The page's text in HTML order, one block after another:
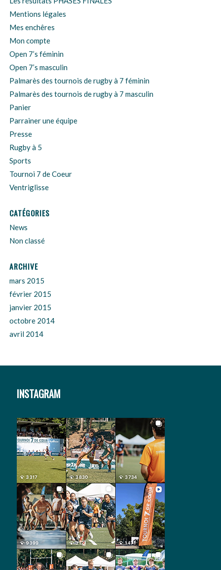
Mentions légales
Mes enchêres
Mon compte
Open 7’s féminin
Open 7’s masculin
Palmarès des tournois de rugby à 7 féminin
Palmarès des tournois de rugby à 7 masculin
Panier
Parrainer une équipe
Presse
Rugby à 5
Sports
Tournoi 7 de Coeur
Ventriglisse
CATÉGORIES
News
Non classé
ARCHIVE
mars 2015
février 2015
janvier 2015
octobre 2014
avril 2014
INSTAGRAM